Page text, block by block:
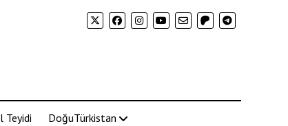
Teyidi DoğuTürkistan